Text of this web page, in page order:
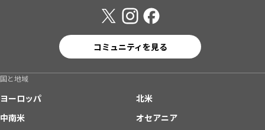
コミュニティを見る
国と地域
ヨーロッパ
北米
中南米
オセアニア